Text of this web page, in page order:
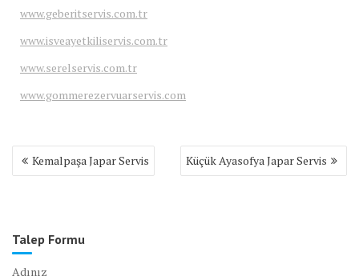
www.geberitservis.com.tr
www.isveayetkiliservis.com.tr
www.serelservis.com.tr
www.gommerezervuarservis.com
Yazı
gezinmesi
Kemalpaşa Japar Servis Küçük Ayasofya Japar Servis
Talep Formu
Adınız